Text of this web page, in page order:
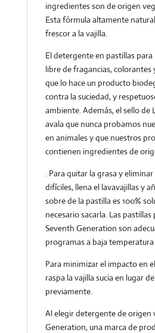
ingredientes son de origen
Esta fórmula altamente
frescor a la vajilla.
El detergente en pastillas para
libre de fragancias, colorantes
que lo hace un producto
contra la suciedad, y
ambiente. Además, el sello de
avala que nunca probamos
en animales y que nuestros
contienen ingredientes de
. Para quitar la grasa y
difíciles, llena el lavavajillas y
sobre de la pastilla es 100%
necesario sacarla. Las
Seventh Generation son
programas a baja temperatura
Para minimizar el impacto en
raspa la vajilla sucia en lugar
previamente.
Al elegir detergente de origen
Generation, una marca de